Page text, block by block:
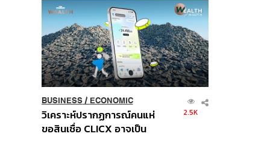
Order
BUSINESS/ ECONOMIC
วิเคราะห์ปรากฏการณ์คนแห่
ขอสินเชื่อ CLICX อาจเป็น
2.5K